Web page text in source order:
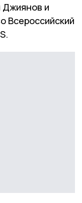
Джиянов и
Всероссийский